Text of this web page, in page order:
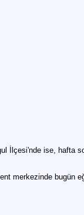
İlçesi'nde ise, hafta
merkezinde bugün